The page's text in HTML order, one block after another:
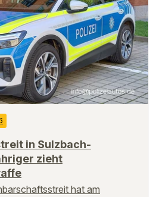
in Sulzbach-
zieht
hat am